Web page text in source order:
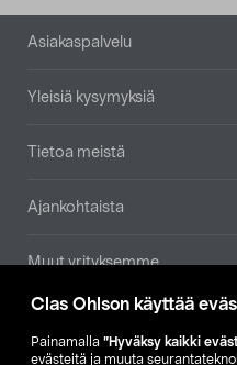
Clas Ohlson käyttää
Painamalla ”Hyväksy kaikki
evästeitä ja muuta
Alatunniste
Asiakaspalvelu
Yleisiä kysymyksiä
Tietoa meistä
Ajankohtaista
Muut yrityksemme